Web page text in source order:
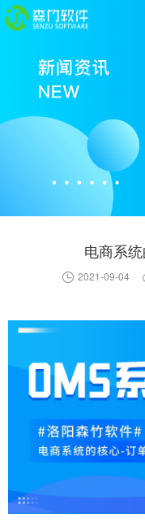
电商系
2021-09-04